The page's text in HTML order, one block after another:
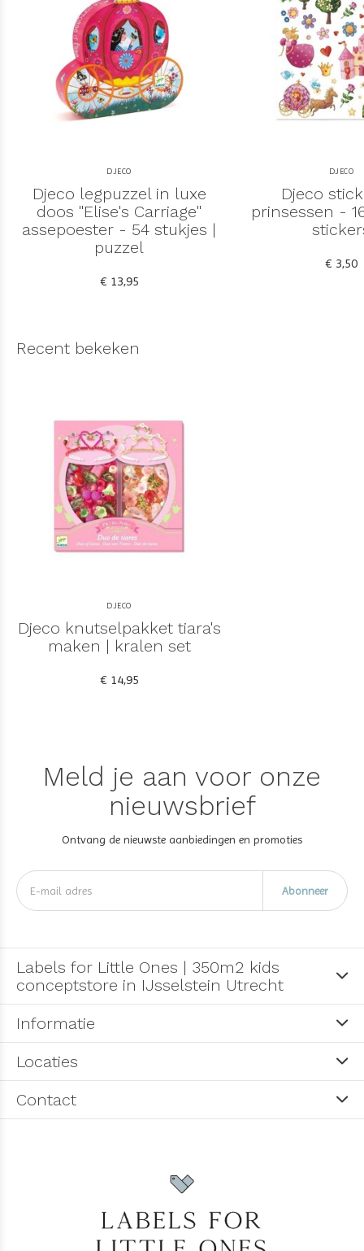
DJECO
Djeco legpuzzel in luxe
doos "Elise's Carriage"
assepoester - 54 stukjes |
puzzel
€ 13,95
DJECO
Djeco
prinsessen -
€ 3,50
Recent bekeken
DJECO
Djeco knutselpakket tiara's
maken | kralen set
€ 14,95
Meld je aan voor onze
nieuwsbrief
Ontvang de nieuwste aanbiedingen en promoties
Abonneer
Labels for Little Ones | 350m2 kids
conceptstore in IJsselstein Utrecht
Informatie
Locaties
Contact